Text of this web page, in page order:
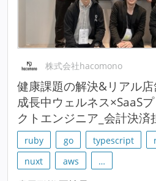
株式会社hacomono
健康課題の解決&リアル
成長中ウェルネス×SaaS
クトエンジニア_会計決済
ruby go typescript
nuxt
aws …